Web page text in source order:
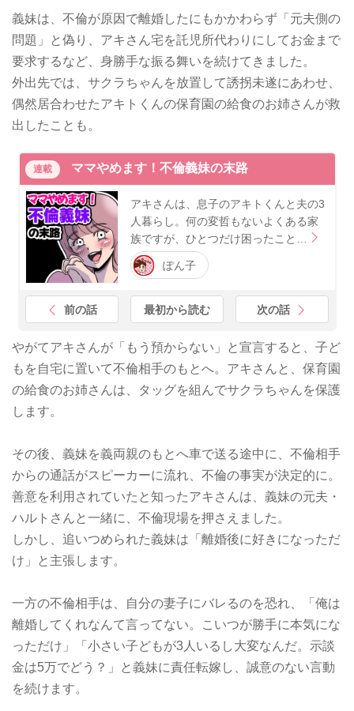
義妹は、不倫が原因で離婚したにもかかわらず「元夫側の
問題」と偽り、アキさん宅を託児所代わりにしてお金まで
要求するなど、身勝手な振る舞いを続けてきました。
外出先では、サクラちゃんを放置して誘拐未遂にあわせ、
偶然居合わせたアキトくんの保育園の給食のお姉さんが救
出したことも。
連載 ママやめます！不倫義妹の末路
アキさんは、息子のアキトくんと夫の3
人暮らし。何の変哲もないよくある家
族ですが、ひとつだけ困ったこと…
ぽん子
前の話 最初から読む 次の話
やがてアキさんが「もう預からない」と宣言すると、子ど
もを自宅に置いて不倫相手のもとへ。アキさんと、保育園
の給食のお姉さんは、タッグを組んでサクラちゃんを保護
します。
その後、義妹を義両親のもとへ車で送る途中に、不倫相手
からの通話がスピーカーに流れ、不倫の事実が決定的に。
善意を利用されていたと知ったアキさんは、義妹の元夫・
ハルトさんと一緒に、不倫現場を押さえました。
しかし、追いつめられた義妹は「離婚後に好きになっただ
け」と主張します。
一方の不倫相手は、自分の妻子にバレるのを恐れ、「俺は
離婚してくれなんて言ってない。こいつが勝手に本気にな
っただけ」「小さい子どもが3人いるし大変なんだ。示談
金は5万でどう？」と義妹に責任転嫁し、誠意のない言動
を続けます。